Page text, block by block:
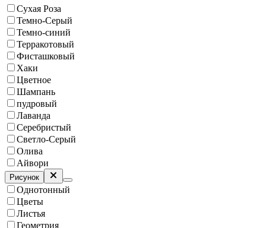
Сухая Роза
Темно-Серый
Темно-синий
Терракотовый
Фисташковый
Хаки
Цветное
Шампань
пудровый
Лаванда
Серебристый
Светло-Серый
Олива
Айвори
Рисунок
Однотонный
Цветы
Листья
Геометрия